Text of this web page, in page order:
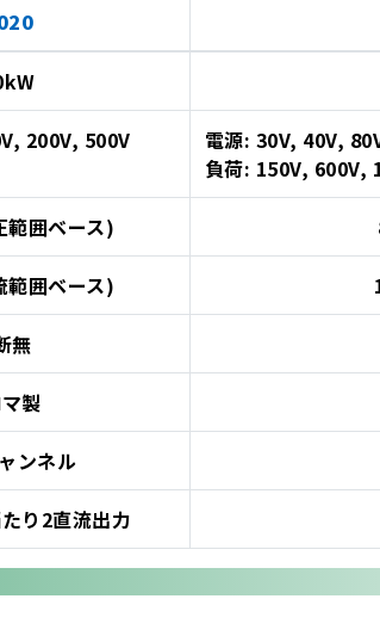
200V, 500V
電源: 30V, 40V,
負荷: 150V, 600V,
範囲ベース)
範囲ベース)
無
製
ンネル
り2直流出力